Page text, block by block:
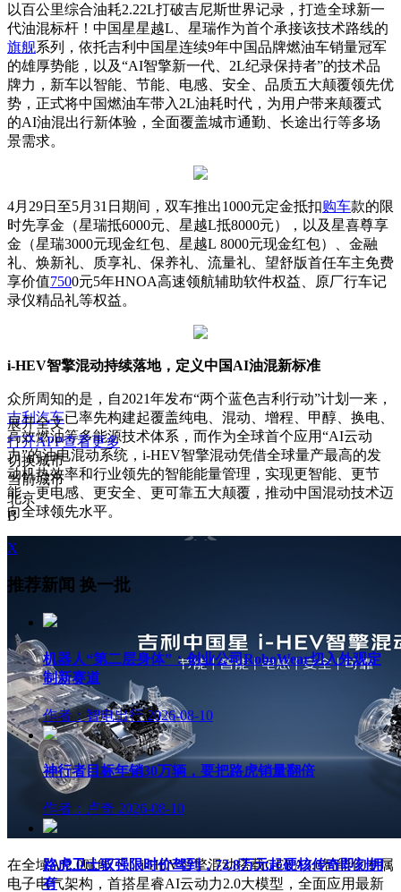
以百公里综合油耗2.22L打破吉尼斯世界记录，打造全球新一
代油混标杆！中国星星越L、星瑞作为首个承接该技术路线的
旗舰系列，依托吉利中国星连续9年中国品牌燃油车销量冠军
的雄厚势能，以及“AI智擎新一代、2L纪录保持者”的技术品
牌力，新车以智能、节能、电感、安全、品质五大颠覆领先优
势，正式将中国燃油车带入2L油耗时代，为用户带来颠覆式
的AI油混出行新体验，全面覆盖城市通勤、长途出行等多场
景需求。
4月29日至5月31日期间，双车推出1000元定金抵扣购车款的限
时先享金（星瑞抵6000元、星越L抵8000元），以及星喜尊享
金（星瑞3000元现金红包、星越L 8000元现金红包）、金融
礼、焕新礼、质享礼、保养礼、流量礼、望舒版首任车主免费
享价值7500元5年HNOA高速领航辅助软件权益、原厂行车记
录仪精品礼等权益。
i-HEV智擎混动持续落地，定义中国AI油混新标准
众所周知的是，自2021年发布“两个蓝色吉利行动”计划一来，
吉利汽车已率先构建起覆盖纯电、混动、增程、甲醇、换电、
高效燃油等多能源技术体系，而作为全球首个应用“AI云动
力”的油电混动系统，i-HEV智擎混动凭借全球量产最高的发
动机热效率和行业领先的智能能量管理，实现更智能、更节
能、更电感、更安全、更可靠五大颠覆，推动中国混动技术迈
向全球领先水平。
在全域AI2.0赋能下，i-HEV智擎混动搭载GEEA3.0智能化专属
电子电气架构，首搭星睿AI云动力2.0大模型，全面应用最新
展开全文
打开APP查看更多
切换城市
当前城市
北京
B
X
推荐新闻 换一批
机器人“第二层身体”：创业公司RoboWear切入外观定
制新赛道
作者：智电出行 2026-08-10
神行者目标年销30万辆，要把路虎销量翻倍
作者：卢奇 2026-08-10
路虎卫士驭强限时价驾到，72.8万元起硬核传奇即刻拥
有